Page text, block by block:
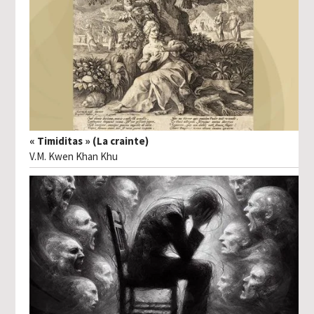
« Timiditas » (La crainte)
V.M. Kwen Khan Khu